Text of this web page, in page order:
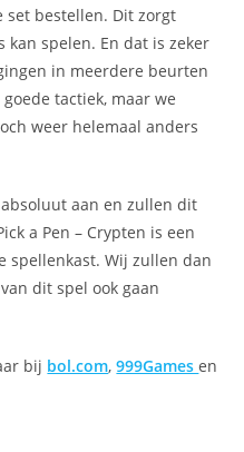
set bestellen. Dit zorgt
spelen. En dat is zeker
in meerdere beurten
tactiek, maar we
weer helemaal anders
aan en zullen dit
a Pen – Crypten is een
spellenkast. Wij zullen dan
dit spel ook gaan
bij bol.com,999Gamesen